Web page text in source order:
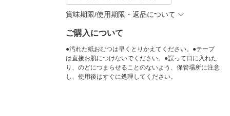
賞味期限/使用期限・返品について
ご購入について
●汚れた紙おむつは早くとりかえてください。●テープ
は直接お肌につけないでください。●誤って口に入れた
り、のどにつまらせることのないよう、保管場所に注意
し、使用後はすぐに処理してください。